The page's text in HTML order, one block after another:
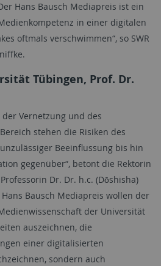
Hans Bausch Mediapreis ist ein
in einer digitalen
oftmals verschwimmen“, so SWR
Tübingen, Prof. Dr.
Vernetzung und des
stehen die Risiken des
Beeinflussung bis hin
gegenüber“, betont die Rektorin
Dr. Dr. h.c. (Dōshisha)
Bausch Mediapreis wollen der
der Universität
auszeichnen, die
einer digitalisierten
sondern auch